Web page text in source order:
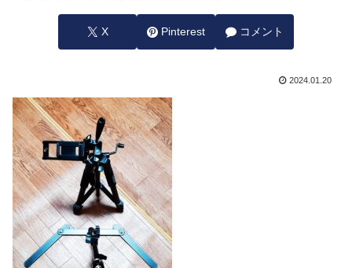
X Pinterest コメント
2024.01.20